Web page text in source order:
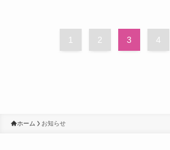
1 2 3 4
ホーム お知らせ